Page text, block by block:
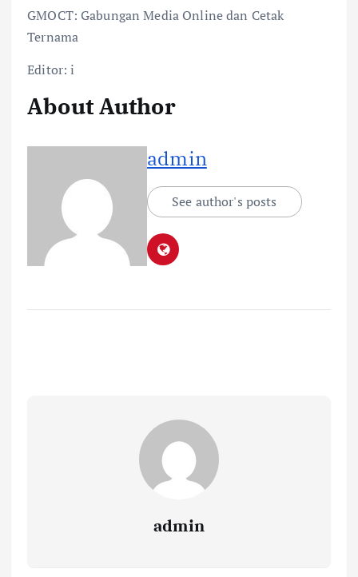
GMOCT: Gabungan Media Online dan Cetak
Ternama
Editor: i
About Author
admin
See author's posts
admin